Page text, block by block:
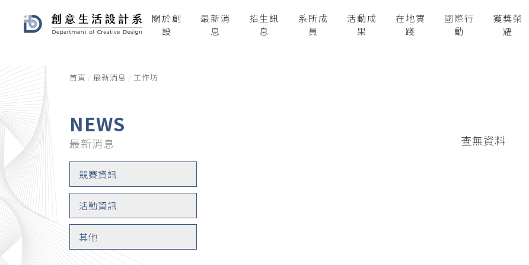
關於創
設
最新消
息
招生訊
息
系所成
員
活動成
果
在地實
踐
國際行
動
獲獎榮
耀
首頁 最新消息 工作坊
NEWS
最新消息
競賽資訊
活動資訊
其他
查無資料